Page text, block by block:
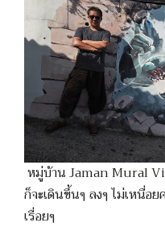
หมู่บ้าน Jaman Mural
ก็จะเดินขึ้นๆ ลงๆ ไม่เหนื่อ
เรื่อยๆ